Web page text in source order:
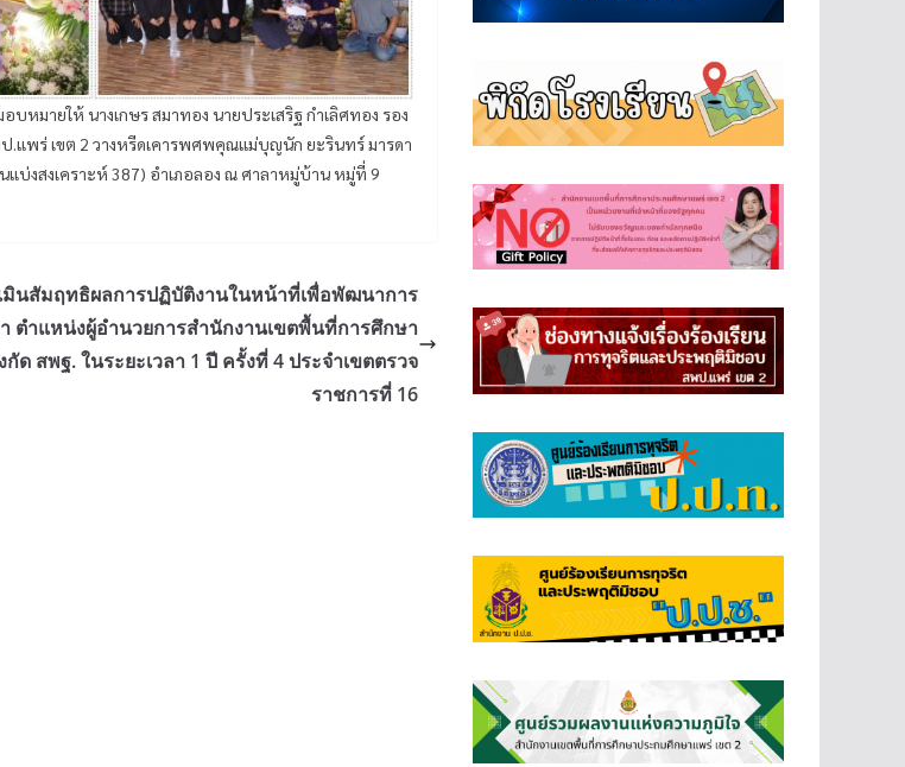
หมายให้ นางเกษร สมาทอง นายประเสริฐ กำเลิศทอง รอง
แพร่ เขต 2 วางหรีดเคารพศพคุณแม่บุญนัก ยะรินทร์ มารดา
แบ่งสงเคราะห์ 387) อำเภอลอง ณ ศาลาหมู่บ้าน หมู่ที่ 9
มินสัมฤทธิผลการปฏิบัติงานในหน้าที่เพื่อพัฒนาการ
ตำแหน่งผู้อำนวยการสำนักงานเขตพื้นที่การศึกษา
กัด สพฐ. ในระยะเวลา 1 ปี ครั้งที่ 4 ประจำเขตตรวจ
ราชการที่ 16